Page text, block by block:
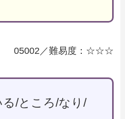
05002／難易度：☆☆☆
/ところ/なり/